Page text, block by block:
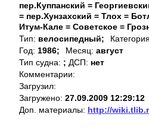
пер.Куппанский =
= пер.Хунзахский = Тлох =
Итум-Кале = Советское =
Тип: велосипедный;
Год: 1986; Месяц: август
Тип судна: ; ДСП: нет
Комментарии:
Загрузил:
Загружено: 27.09.2009 12:29:12
Доп. материалы: http://